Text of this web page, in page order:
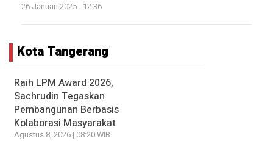
26 Januari 2025 - 12:36
Kota Tangerang
Raih LPM Award 2026,
Sachrudin Tegaskan
Pembangunan Berbasis
Kolaborasi Masyarakat
Agustus 8, 2026 | 08:20 WIB